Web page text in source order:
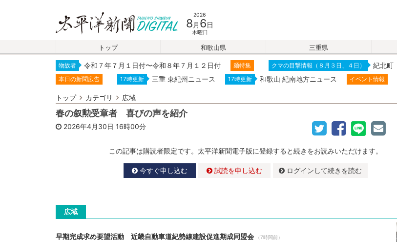
2026
8 月 6日
木曜日
トップ 和歌山県 三重県
物故者 令和７年７月１日付〜令和８年７月１２日付 麺特集 クマの目撃情報（８月３日、４日） 紀北町
本日の新聞広告 17時更新 三重 東紀州ニュース 17時更新 和歌山 紀南地方ニュース イベント情報
トップ カテゴリ 広域
春の叙勲受章者 喜びの声を紹介
2026年4月30日 16時00分
この記事は購読者限定です。太平洋新聞電子版に登録すると続きをお読みいただけます。
今すぐ申し込む 試読を申し込む ログインして続きを読む
広域
早期完成求め要望活動 近畿自動車道紀勢線建設促進期成同盟会 （7時間前）